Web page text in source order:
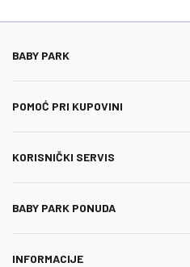
BABY PARK
POMOĆ PRI KUPOVINI
KORISNIČKI SERVIS
BABY PARK PONUDA
INFORMACIJE